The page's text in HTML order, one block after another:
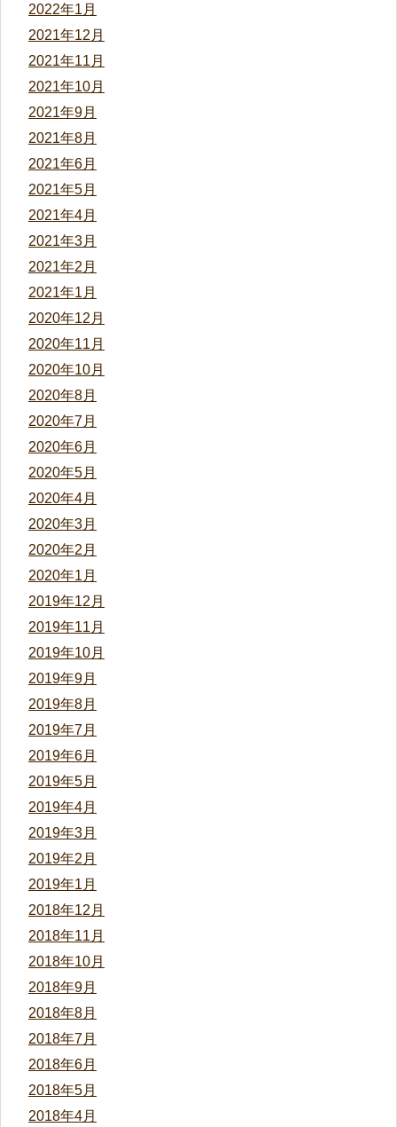
2022年1月
2021年12月
2021年11月
2021年10月
2021年9月
2021年8月
2021年6月
2021年5月
2021年4月
2021年3月
2021年2月
2021年1月
2020年12月
2020年11月
2020年10月
2020年8月
2020年7月
2020年6月
2020年5月
2020年4月
2020年3月
2020年2月
2020年1月
2019年12月
2019年11月
2019年10月
2019年9月
2019年8月
2019年7月
2019年6月
2019年5月
2019年4月
2019年3月
2019年2月
2019年1月
2018年12月
2018年11月
2018年10月
2018年9月
2018年8月
2018年7月
2018年6月
2018年5月
2018年4月